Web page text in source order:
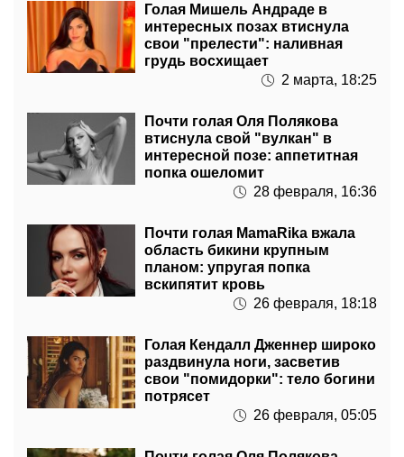
Голая Мишель Андраде в
интересных позах втиснула
свои "прелести": наливная
грудь восхищает
2 марта, 18:25
Почти голая Оля Полякова
втиснула свой "вулкан" в
интересной позе: аппетитная
попка ошеломит
28 февраля, 16:36
Почти голая MamaRika вжала
область бикини крупным
планом: упругая попка
вскипятит кровь
26 февраля, 18:18
Голая Кендалл Дженнер широко
раздвинула ноги, засветив
свои "помидорки": тело богини
потрясет
26 февраля, 05:05